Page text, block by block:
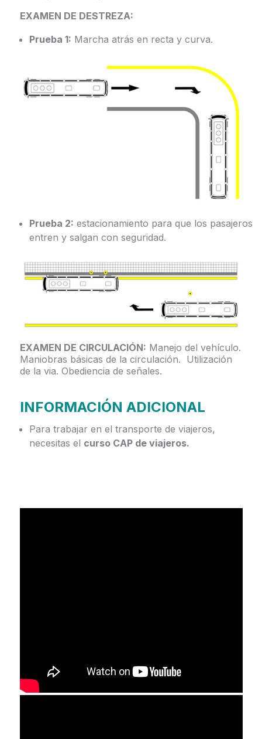
EXAMEN DE DESTREZA:
Prueba 1: Marcha atrás en recta y curva.
Prueba 2: estacionamiento para que los pasajeros
entren y salgan con seguridad.
EXAMEN DE CIRCULACIÓN: Manejo del vehículo.
Maniobras básicas de la circulación. Utilización
de la via. Obediencia de señales.
INFORMACIÓN ADICIONAL
Para trabajar en el transporte de viajeros,
necesitas el curso CAP de viajeros.